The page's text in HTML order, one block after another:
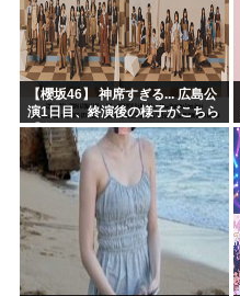
【櫻坂46】 神席すぎる... 広島公
演1日目、終演後の様子がこちら
【全国ツアー2026 What’s
lonesome?】